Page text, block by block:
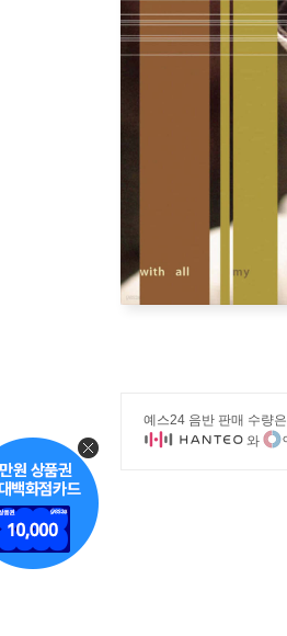
예스24 음반 판매 수량은
와